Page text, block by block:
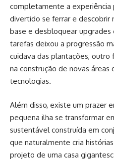
completamente a experiência
divertido se ferrar e descobrir
base e desbloquear upgrades
tarefas deixou a progressão
cuidava das plantações, outro
na construção de novas
tecnologias.
Além disso, existe um prazer
pequena ilha se transformar
sustentável construída em
que naturalmente cria
projeto de uma casa